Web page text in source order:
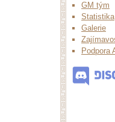
GM tým
Statistika
Galerie
Podpora